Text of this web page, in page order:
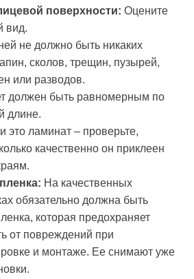
поверхности: Оцените
вид.
не должно быть никаких
сколов, трещин, пузырей,
или разводов.
должен быть равномерным по
длине.
это ламинат – проверьте,
качественно он приклеен
На качественных
обязательно должна быть
которая предохраняет
от повреждений при
и монтаже. Ее снимают уже